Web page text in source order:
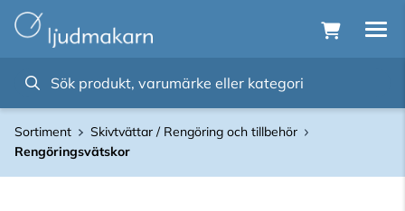
Sortiment
Skivtvättar / Rengöring och tillbehör
Rengöringsvätskor